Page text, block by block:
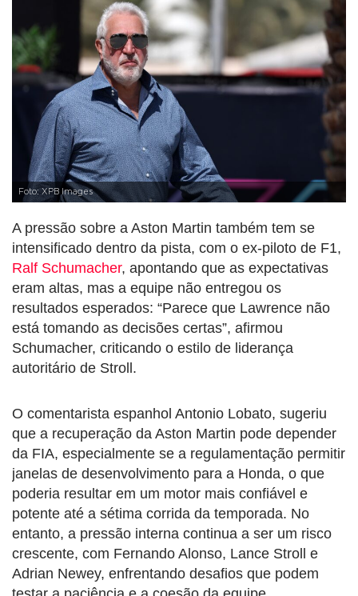
Foto: XPB Images
A pressão sobre a Aston Martin também tem se
intensificado dentro da pista, com o ex-piloto de F1,
Ralf Schumacher, apontando que as expectativas
eram altas, mas a equipe não entregou os
resultados esperados: “Parece que Lawrence não
está tomando as decisões certas”, afirmou
Schumacher, criticando o estilo de liderança
autoritário de Stroll.
O comentarista espanhol Antonio Lobato, sugeriu
que a recuperação da Aston Martin pode depender
da FIA, especialmente se a regulamentação permitir
janelas de desenvolvimento para a Honda, o que
poderia resultar em um motor mais confiável e
potente até a sétima corrida da temporada. No
entanto, a pressão interna continua a ser um risco
crescente, com Fernando Alonso, Lance Stroll e
Adrian Newey, enfrentando desafios que podem